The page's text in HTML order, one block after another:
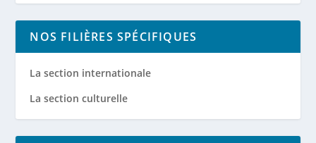
NOS FILIÈRES SPÉCIFIQUES
La section internationale
La section culturelle